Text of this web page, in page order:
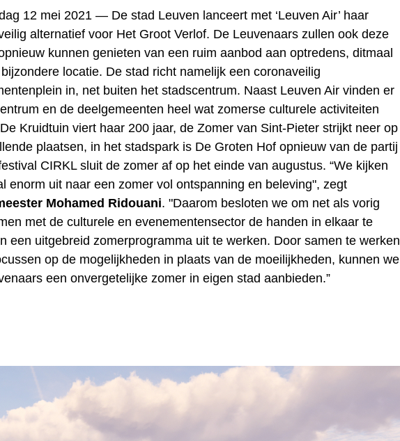
12 mei 2021 — De stad Leuven lanceert met ‘Leuven Air’ haar
alternatief voor Het Groot Verlof. De Leuvenaars zullen ook deze
kunnen genieten van een ruim aanbod aan optredens, ditmaal
locatie. De stad richt namelijk een coronaveilig
in, net buiten het stadscentrum. Naast Leuven Air vinden er
en de deelgemeenten heel wat zomerse culturele activiteiten
Kruidtuin viert haar 200 jaar, de Zomer van Sint-Pieter strijkt neer op
plaatsen, in het stadspark is De Groten Hof opnieuw van de partij
CIRKL sluit de zomer af op het einde van augustus. “We kijken
enorm uit naar een zomer vol ontspanning en beleving", zegt
Mohamed Ridouani. "Daarom besloten we om net als vorig
met de culturele en evenementensector de handen in elkaar te
een uitgebreid zomerprogramma uit te werken. Door samen te werken
op de mogelijkheden in plaats van de moeilijkheden, kunnen we
een onvergetelijke zomer in eigen stad aanbieden.”